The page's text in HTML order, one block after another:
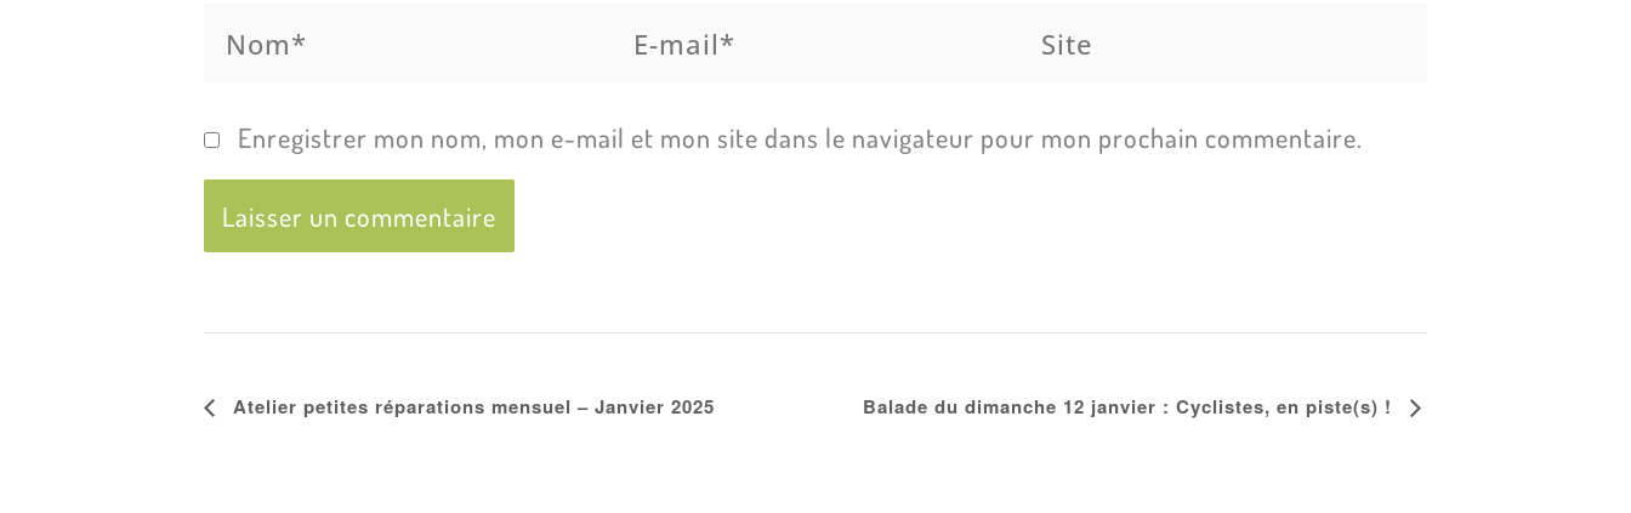
mail*
Enregistrer mon nom, mon e-mail et mon site dans le navigateur pour mon prochain commentaire.
Navigation
Atelier petites réparations mensuel – Janvier 2025 Balade du dimanche 12 janvier : Cyclistes, en piste(s) !